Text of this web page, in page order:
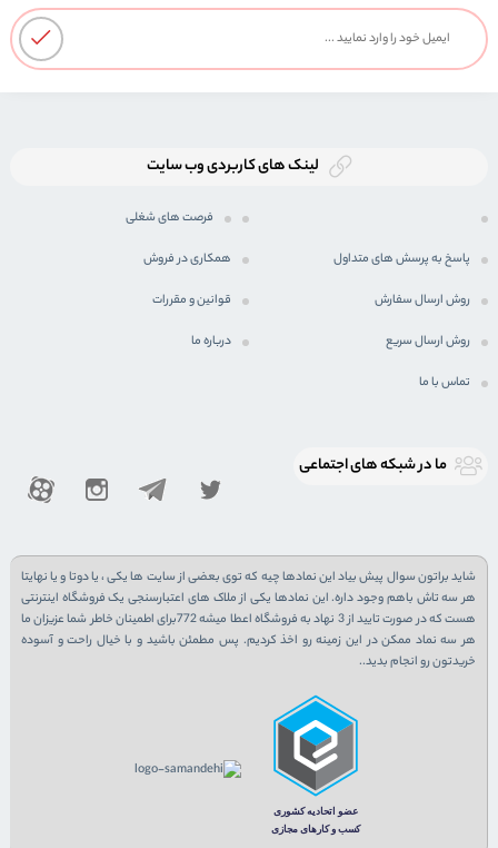
لینک های کاربردی وب سایت
فرصت های شغلی
پاسخ به پرسش های متداول همکاری در فروش
روش ارسال سفارش قوانین و مقررات
روش ارسال سریع درباره ما
تماس با ما
ما در شبكه های اجتماعی
شاید براتون سوال پیش بیاد این نمادها چیه که توی بعضی از سایت ها یکی ، یا دوتا و یا نهایتا
هر سه تاش باهم وجود داره. این نمادها یکی از ملاک های اعتبارسنجی یک فروشگاه اینترنتی
هست که در صورت تایید از 3 نهاد به فروشگاه اعطا میشه 772برای اطمینان خاطر شما عزیزان ما
هر سه نماد ممکن در این زمینه رو اخذ کردیم. پس مطمئن باشید و با خیال راحت و آسوده
خریدتون رو انجام بدید..